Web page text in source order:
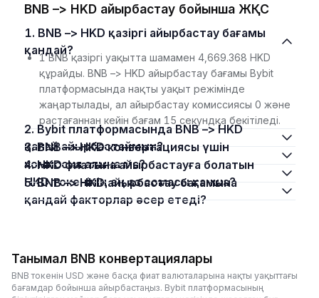
BNB –> HKD айырбастау бойынша ЖҚС
1. BNB –> HKD қазіргі айырбастау бағамы
қандай?
1 BNB қазіргі уақытта шамамен 4,669.368 HKD
құрайды. BNB –> HKD айырбастау бағамы Bybit
платформасында нақты уақыт режімінде
жаңартылады, ал айырбастау комиссиясы 0 және
растағаннан кейін бағам 15 секундқа бекітіледі.
2. Bybit платформасында BNB –> HKD
қалай айырбастаймын?
3. BNB –> HKD конвертациясы үшін
комиссия алына ма?
4. HKD фиатына айырбастауға болатын
HKD токенінің ең аз сомасы қанша?
5. BNB –> HKD айырбастау бағамына
қандай факторлар әсер етеді?
Танымал BNB конвертациялары
BNB токенін USD және басқа фиат валюталарына нақты уақыттағы
бағамдар бойынша айырбастаңыз. Bybit платформасының